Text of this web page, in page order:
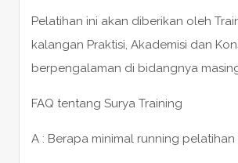
Pelatihan ini akan diberikan oleh
kalangan Praktisi, Akademisi dan
berpengalaman di bidangnya
FAQ tentang Surya Training
A : Berapa minimal running pelatihan